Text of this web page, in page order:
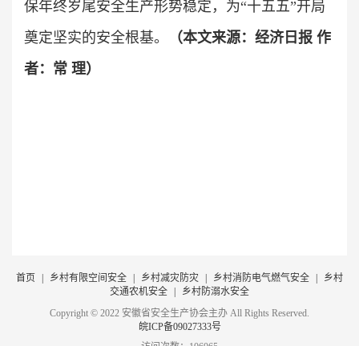
保年终岁尾安全生产形势稳定，为“十五五”开局
奠定坚实的安全根基。
（本文来源：经济日报 作
者：常 理）
首页 乡村有限空间安全 乡村减灾防灾 乡村消防电气燃气安全
乡村
交通农机安全
乡村防溺水安全
Copyright © 2022 安徽省安全生产协会主办 All Rights Reserved.
皖ICP备09027333号